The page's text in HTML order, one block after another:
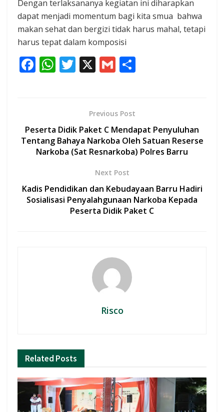
Dengan terlaksananya kegiatan ini diharapkan
dapat menjadi momentum bagi kita smua bahwa
makan sehat dan bergizi tidak harus mahal, tetapi
harus tepat dalam komposisi
F
o
o
k
W
A
p
p
T
er
X G
l
Previous Post
Peserta Didik Paket C Mendapat Penyuluhan
Tentang Bahaya Narkoba Oleh Satuan Reserse
Narkoba (Sat Resnarkoba) Polres Barru
Next Post
Kadis Pendidikan dan Kebudayaan Barru Hadiri
Sosialisasi Penyalahgunaan Narkoba Kepada
Peserta Didik Paket C
Risco
Related Posts